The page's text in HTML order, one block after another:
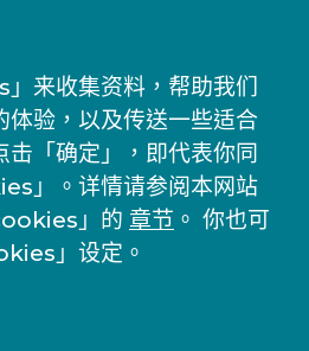
来收集资料，帮助我们
体验，以及传送一些适合
「确定」，即代表你同
」。详情请参阅本网站
」的 章节 。 你也可
」设定。